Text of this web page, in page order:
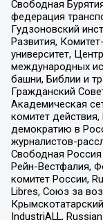
Свободная
федерация
Гудзоновский
Развития,
университет,
международных
башни, Библии и
Гражданский
Академическая
комитет
демократию в
журналистов-
Свободная
Рейн-Вестфалия,
комитет России,
Libres, Союз за
IndustriALL,